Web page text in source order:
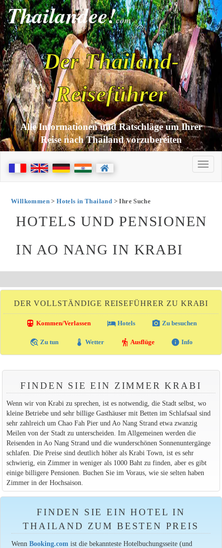
Thailandee!com
Der Thailand-
Reiseführer
Alle Informationen und Ratschläge um Ihrer
Reise nach Thailand vorzubereiten
Willkommen>Hotels in Thailand > Ihre Suche
HOTELS UND PENSIONEN
IN AO NANG IN KRABI
DER VOLLSTÄNDIGE REISEFÜHRER ZU KRABI
directions_transit Kommen/Verlassen local_hotelHotels photo_camera Zu besuchen
travel_explore Zu tun thermostat Wetter hiking Ausflüge info Info
FINDEN SIE EIN ZIMMER KRABI
Wenn wir von Krabi zu sprechen, ist es notwendig, die Stadt selbst, wo
kleine Betriebe und sehr billige Gasthäuser mit Betten im Schlafsaal sind
sehr zahlreich um Chao Fah Pier und Ao Nang Strand etwa zwanzig
Meilen von der Stadt zu unterscheiden. Im Allgemeinen werden die
Reisenden in Ao Nang Strand und die wunderschönen Sonnenuntergänge
schlafen. Die Preise sind deutlich höher als Krabi Town, ist es sehr
schwierig, ein Zimmer in weniger als 1000 Baht zu finden, aber es gibt
einige billigere Pensionen. Buchen Sie im Voraus, wie sie selten haben
Zimmer in der Hochsaison.
FINDEN SIE EIN HOTEL IN
THAILAND ZUM BESTEN PREIS
WennBooking.comist die bekannteste Hotelbuchungsseite (und